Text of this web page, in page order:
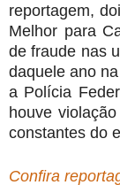
reportagem,
Melhor para
de fraude nas
daquele ano
a Polícia
houve
constantes do
Confira